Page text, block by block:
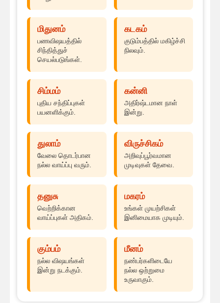
மிதுனம்
பணவிஷயத்தில்
சிந்தித்துச்
செயல்படுங்கள்.
கடகம்
குடும்பத்தில் மகிழ்ச்சி
நிலவும்.
சிம்மம்
புதிய சந்திப்புகள்
பயனளிக்கும்.
கன்னி
அதிர்ஷ்டமான நாள்
இன்று.
துலாம்
வேலை தொடர்பான
நல்ல வாய்ப்பு வரும்.
விருச்சிகம்
அறிவுப்பூர்வமான
முடிவுகள் தேவை.
தனுசு
வெற்றிக்கான
வாய்ப்புகள் அதிகம்.
மகரம்
உங்கள் முயற்சிகள்
இனிமையாக முடியும்.
கும்பம்
நல்ல விஷயங்கள்
இன்று நடக்கும்.
மீனம்
நண்பர்களிடையே
நல்ல ஒற்றுமை
உருவாகும்.